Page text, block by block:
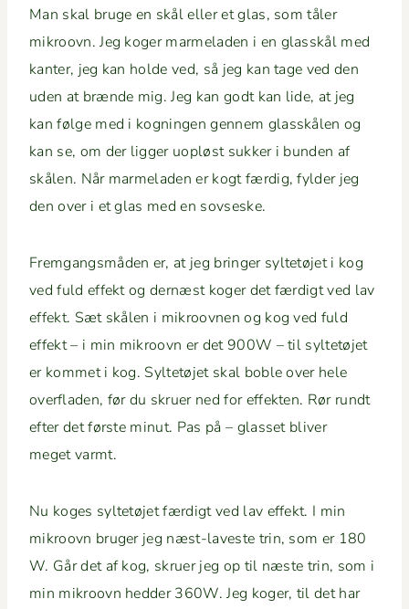
Man skal bruge en skål eller et glas, som tåler
mikroovn. Jeg koger marme­laden i en glasskål med
kan­ter, jeg kan holde ved, så jeg kan tage ved den
uden at brænde mig. Jeg kan godt kan lide, at jeg
kan følge med i kognin­gen gen­nem glasskålen og
kan se, om der lig­ger uopløst sukker i bun­den af
skålen. Når marme­laden er kogt færdig, fylder jeg
den over i et glas med en sovseske.
Frem­gangsmå­den er, at jeg bringer syl­tetø­jet i kog
ved fuld effekt og dernæst koger det færdigt ved lav
effekt. Sæt skålen i mikroov­nen og kog ved fuld
effekt – i min mikroovn er det 900W – til syl­tetø­jet
er kom­met i kog. Syl­tetø­jet skal boble over hele
over­fladen, før du skruer ned for effek­ten. Rør rundt
efter det første min­ut. Pas på – glas­set bliv­er
meget varmt.
Nu koges syl­tetø­jet færdigt ved lav effekt. I min
mikroovn bruger jeg næst-laveste trin, som er 180
W. Går det af kog, skruer jeg op til næste trin, som i
min mikroovn hed­der 360W. Jeg koger, til det har